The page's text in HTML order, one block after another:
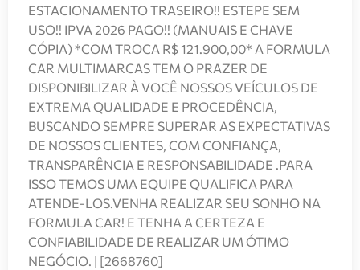
ESTACIONAMENTO TRASEIRO!! ESTEPE SEM
USO!! IPVA 2026 PAGO!! (MANUAIS E CHAVE
CÓPIA) *COM TROCA R$ 121.900,00* A FORMULA
CAR MULTIMARCAS TEM O PRAZER DE
DISPONIBILIZAR À VOCÊ NOSSOS VEÍCULOS DE
EXTREMA QUALIDADE E PROCEDÊNCIA,
BUSCANDO SEMPRE SUPERAR AS EXPECTATIVAS
DE NOSSOS CLIENTES, COM CONFIANÇA,
TRANSPARÊNCIA E RESPONSABILIDADE .PARA
ISSO TEMOS UMA EQUIPE QUALIFICA PARA
ATENDE-LOS.VENHA REALIZAR SEU SONHO NA
FORMULA CAR! E TENHA A CERTEZA E
CONFIABILIDADE DE REALIZAR UM ÓTIMO
NEGÓCIO. | [2668760]